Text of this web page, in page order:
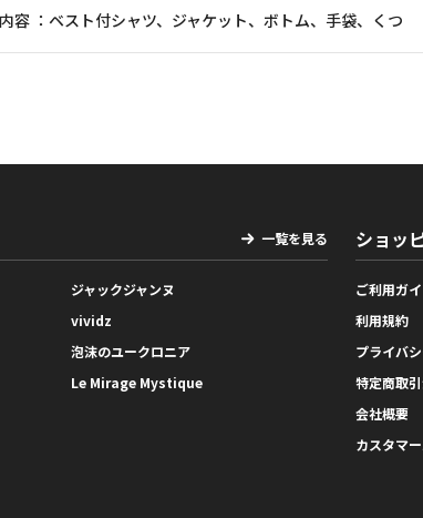
容 ：ベスト付シャツ、ジャケット、ボトム、手袋、くつ
一覧を見る
ジャックジャンヌ
vividz
泡沫のユークロニア
Le Mirage Mystique
ショッ
ご利用ガ
利用規約
プライバ
特定商取
会社概要
カスタマ